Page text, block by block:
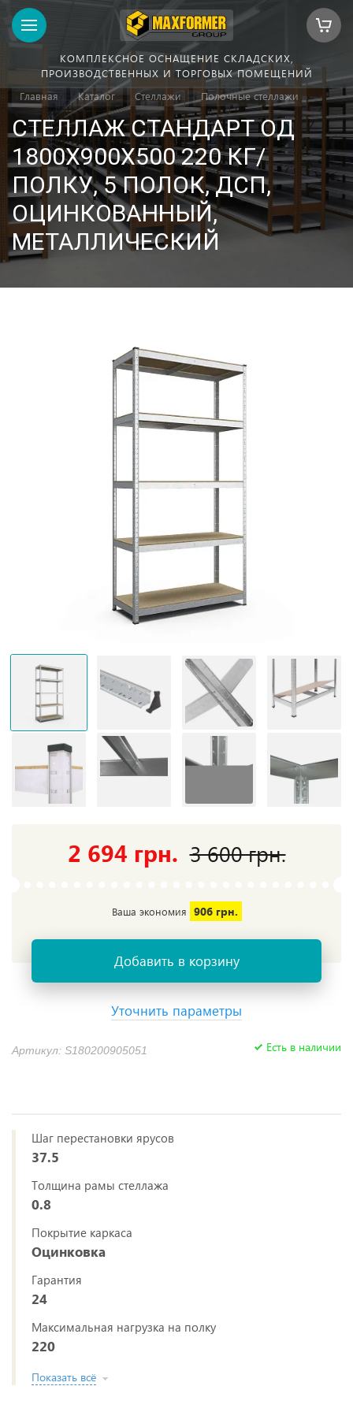
КОМПЛЕКСНОЕ ОСНАЩЕНИЕ СКЛАДСКИХ,
ПРОИЗВОДСТВЕННЫХ И ТОРГОВЫХ ПОМЕЩЕНИЙ
Главная
Каталог Стеллажи Полочные стеллажи
СТЕЛЛАЖ СТАНДАРТ ОД
1800Х900Х500 220 КГ/
ПОЛКУ, 5 ПОЛОК, ДСП,
ОЦИНКОВАННЫЙ,
МЕТАЛЛИЧЕСКИЙ
Артикул: S180200905051 Есть в наличии
2 694 грн. 3 600 грн.
Ваша экономия 906 грн.
Добавить в корзину
Уточнить параметры
Шаг перестановки ярусов
37.5
Толщина рамы стеллажа
0.8
Покрытие каркаса
Оцинковка
Гарантия
24
Максимальная нагрузка на полку
220
Показать всё